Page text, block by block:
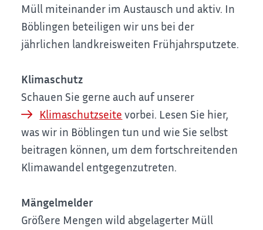
Müll miteinander im Austausch und aktiv. In
Böblingen beteiligen wir uns bei der
jährlichen landkreisweiten Frühjahrsputzete.
Klimaschutz
Schauen Sie gerne auch auf unserer
Klimaschutzseite vorbei. Lesen Sie hier,
was wir in Böblingen tun und wie Sie selbst
beitragen können, um dem fortschreitenden
Klimawandel entgegenzutreten.
Mängelmelder
Größere Mengen wild abgelagerter Müll